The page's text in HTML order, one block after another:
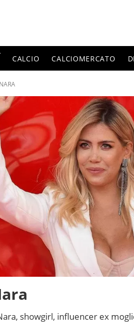
CALCIO CALCIOMERCATO
showgirl, influencer ex